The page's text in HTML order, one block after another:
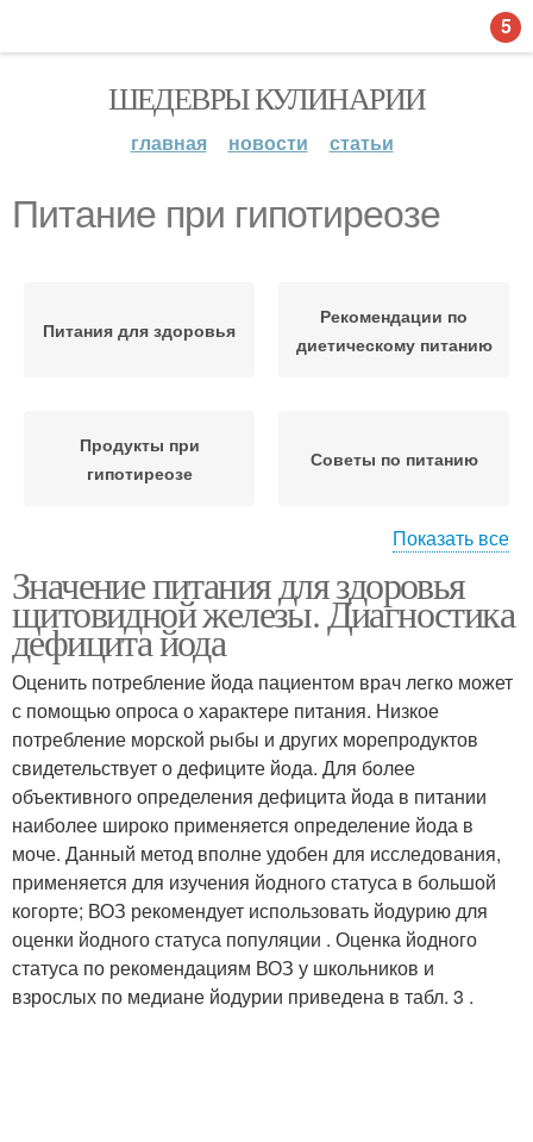
ШЕДЕВРЫ КУЛИНАРИИ
главная новости статьи
Питание при гипотиреозе
Питания для здоровья
Рекомендации по
диетическому питанию
Продукты при
гипотиреозе
Советы по питанию
Специальное питание
Питание при
аутоиммунном
заболевании
Питания при
нарушениях
Диета при гипотиреозе
Меню при гипотиреозе Питание при узлах
Полезное питание
Питание для
щитовидной железы
Показать все
Значение питания для здоровья
щитовидной железы. Диагностика
дефицита йода
Оценить потребление йода пациентом врач легко может
с помощью опроса о характере питания. Низкое
потребление морской рыбы и других морепродуктов
свидетельствует о дефиците йода. Для более
объективного определения дефицита йода в питании
наиболее широко применяется определение йода в
моче. Данный метод вполне удобен для исследования,
применяется для изучения йодного статуса в большой
когорте; ВОЗ рекомендует использовать йодурию для
оценки йодного статуса популяции . Оценка йодного
статуса по рекомендациям ВОЗ у школьников и
взрослых по медиане йодурии приведена в табл. 3 .
5